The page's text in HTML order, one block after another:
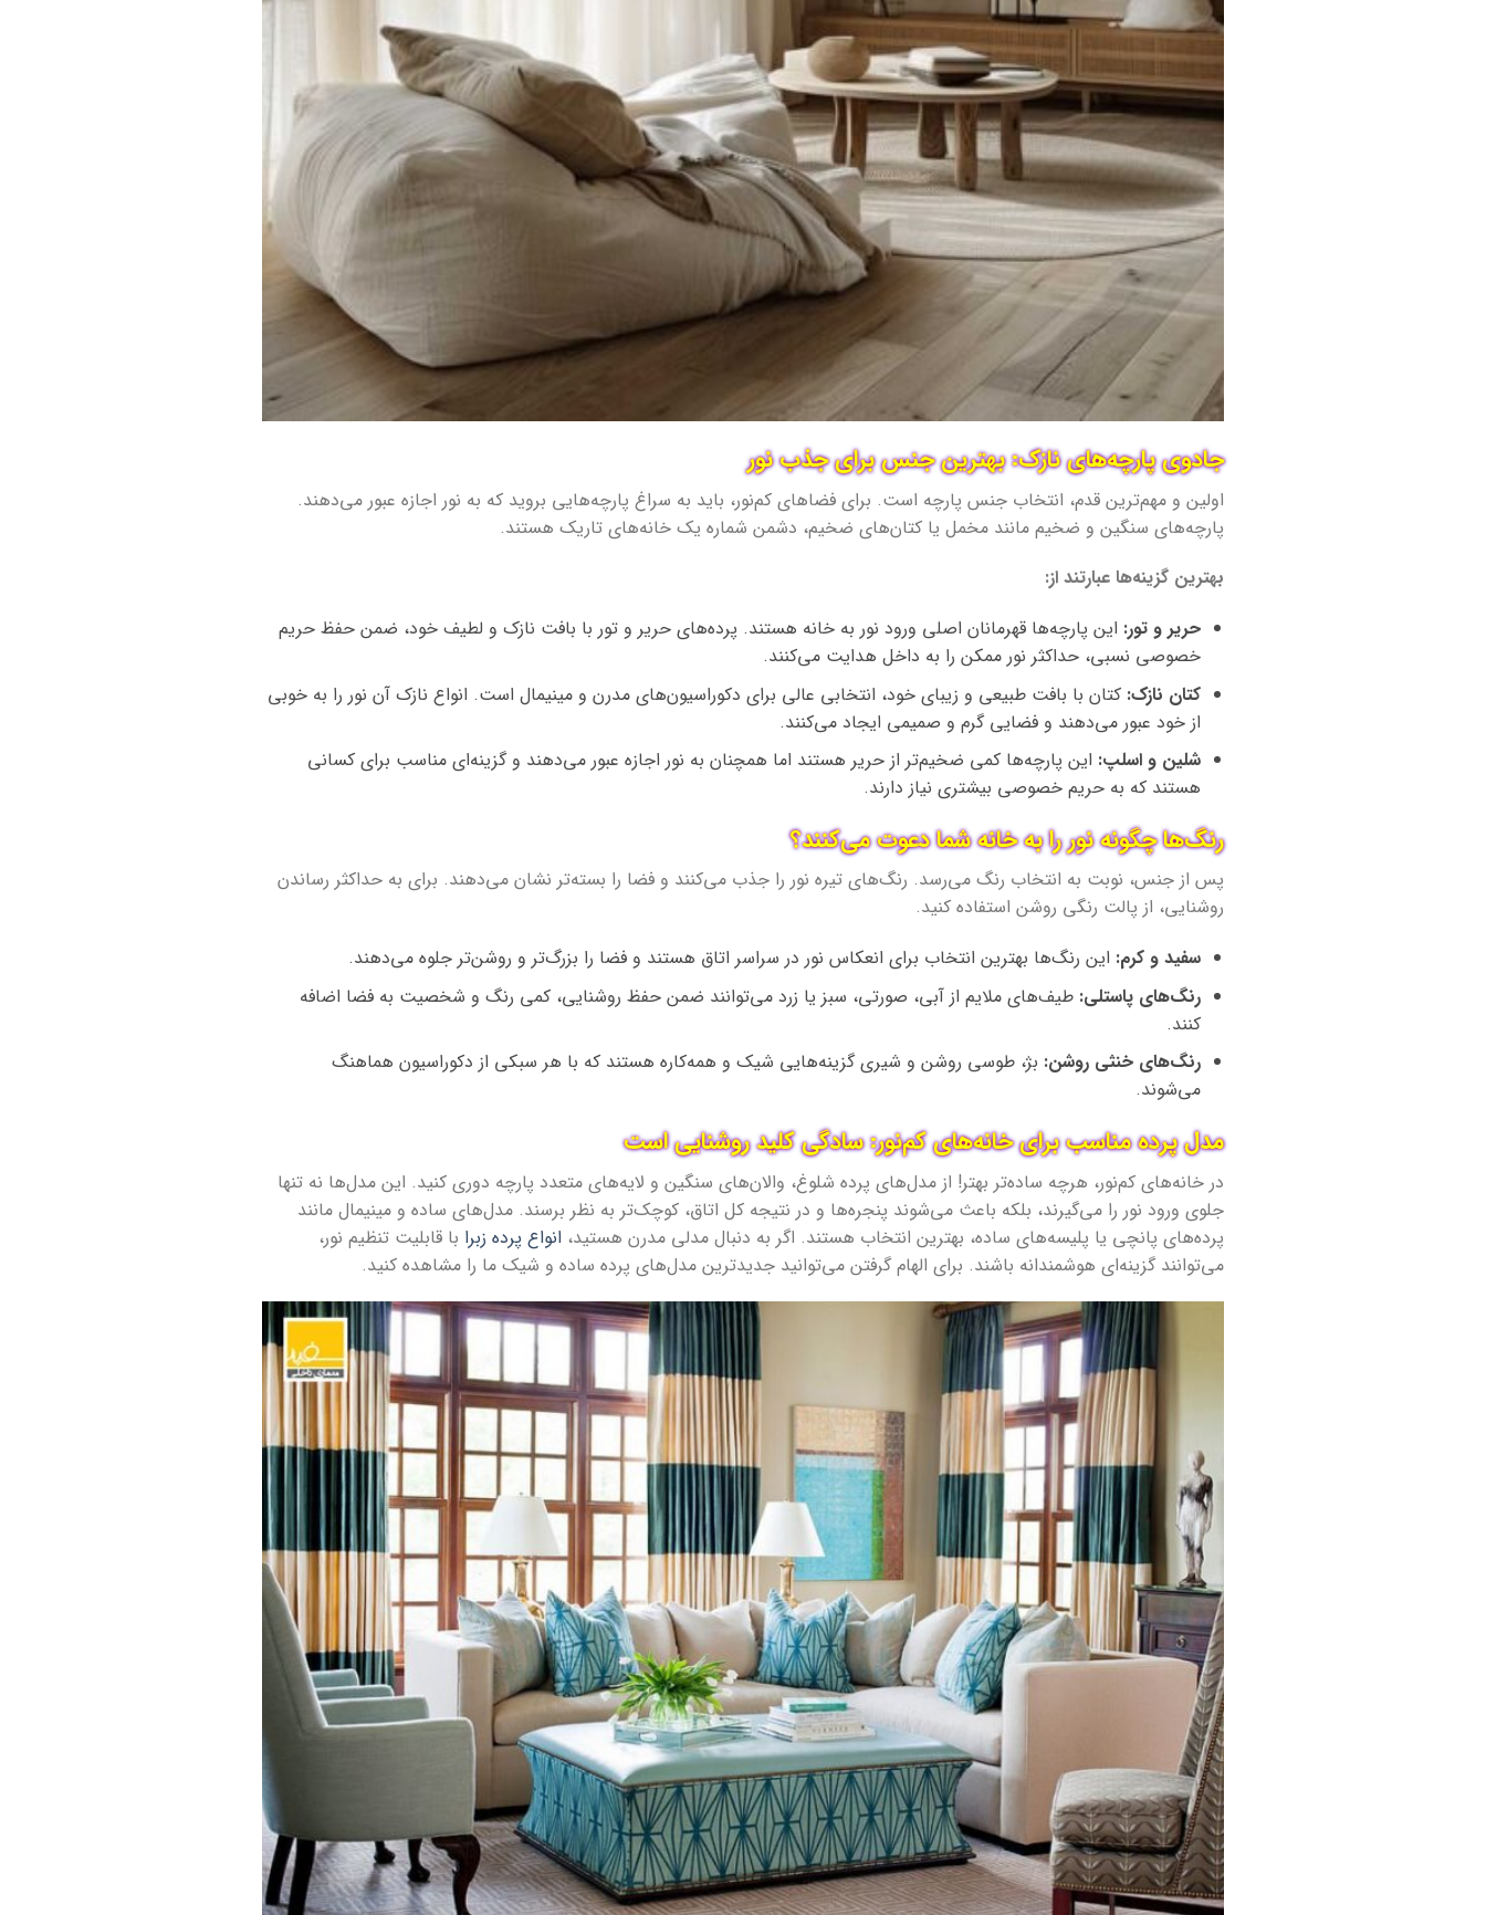
جادوی پارچه‌های نازک: بهترین جنس برای جذب نور
اولین و مهم‌ترین قدم، انتخاب جنس پارچه است. برای فضاهای کم‌نور، باید به سراغ پارچه‌هایی بروید که به نور اجازه عبور می‌دهند.
پارچه‌های سنگین و ضخیم مانند مخمل یا کتان‌های ضخیم، دشمن شماره یک خانه‌های تاریک هستند.
بهترین گزینه‌ها عبارتند از:
حریر و تور: این پارچه‌ها قهرمانان اصلی ورود نور به خانه هستند. پرده‌های حریر و تور با بافت نازک و لطیف خود، ضمن حفظ حریم
خصوصی نسبی، حداکثر نور ممکن را به داخل هدایت می‌کنند.
کتان نازک: کتان با بافت طبیعی و زیبای خود، انتخابی عالی برای دکوراسیون‌های مدرن و مینیمال است. انواع نازک آن نور را به خوبی
از خود عبور می‌دهند و فضایی گرم و صمیمی ایجاد می‌کنند.
شلین و اسلپ: این پارچه‌ها کمی ضخیم‌تر از حریر هستند اما همچنان به نور اجازه عبور می‌دهند و گزینه‌ای مناسب برای کسانی
هستند که به حریم خصوصی بیشتری نیاز دارند.
رنگ‌ها چگونه نور را به خانه شما دعوت می‌کنند؟
پس از جنس، نوبت به انتخاب رنگ می‌رسد. رنگ‌های تیره نور را جذب می‌کنند و فضا را بسته‌تر نشان می‌دهند. برای به حداکثر رساندن
روشنایی، از پالت رنگی روشن استفاده کنید.
سفید و کرم: این رنگ‌ها بهترین انتخاب برای انعکاس نور در سراسر اتاق هستند و فضا را بزرگ‌تر و روشن‌تر جلوه می‌دهند.
رنگ‌های پاستلی: طیف‌های ملایم از آبی، صورتی، سبز یا زرد می‌توانند ضمن حفظ روشنایی، کمی رنگ و شخصیت به فضا اضافه
کنند.
رنگ‌های خنثی روشن: بژ، طوسی روشن و شیری گزینه‌هایی شیک و همه‌کاره هستند که با هر سبکی از دکوراسیون هماهنگ
می‌شوند.
مدل پرده مناسب برای خانه‌های کم‌نور: سادگی کلید روشنایی است
در خانه‌های کم‌نور، هرچه ساده‌تر بهتر! از مدل‌های پرده شلوغ، والان‌های سنگین و لایه‌های متعدد پارچه دوری کنید. این مدل‌ها نه تنها
جلوی ورود نور را می‌گیرند، بلکه باعث می‌شوند پنجره‌ها و در نتیجه کل اتاق، کوچک‌تر به نظر برسند. مدل‌های ساده و مینیمال مانند
پرده‌های پانچی یا پلیسه‌های ساده، بهترین انتخاب هستند. اگر به دنبال مدلی مدرن هستید، انواع پرده زبرا با قابلیت تنظیم نور،
می‌توانند گزینه‌ای هوشمندانه باشند. برای الهام گرفتن می‌توانید جدیدترین مدل‌های پرده ساده و شیک ما را مشاهده کنید.